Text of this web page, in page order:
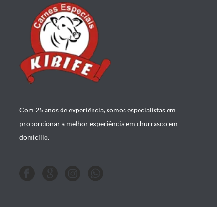
Com 25 anos de experiência, somos especialistas em
proporcionar a melhor experiência em churrasco em
domicílio.